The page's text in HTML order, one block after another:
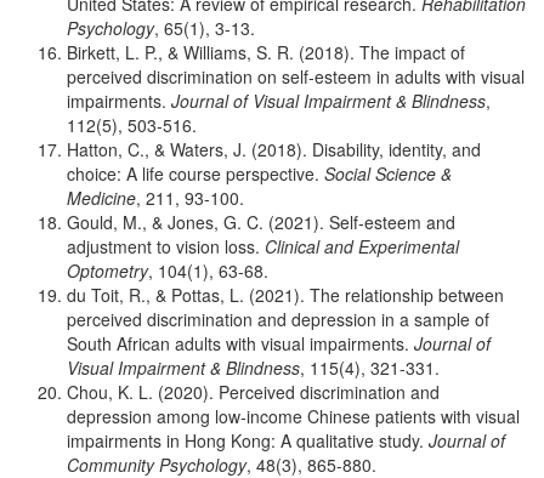
Psychology, 65(1), 3-13.
Birkett, L. P., & Williams, S. R. (2018). The impact of
perceived discrimination on self‐esteem in adults with visual
impairments. Journal of Visual Impairment & Blindness,
112(5), 503-516.
Hatton, C., & Waters, J. (2018). Disability, identity, and
choice: A life course perspective. Social Science &
Medicine, 211, 93-100.
Gould, M., & Jones, G. C. (2021). Self‐esteem and
adjustment to vision loss. Clinical and Experimental
Optometry, 104(1), 63-68.
du Toit, R., & Pottas, L. (2021). The relationship between
perceived discrimination and depression in a sample of
South African adults with visual impairments. Journal of
Visual Impairment & Blindness, 115(4), 321-331.
Chou, K. L. (2020). Perceived discrimination and
depression among low‐income Chinese patients with visual
impairments in Hong Kong: A qualitative study. Journal of
Community Psychology, 48(3), 865-880.